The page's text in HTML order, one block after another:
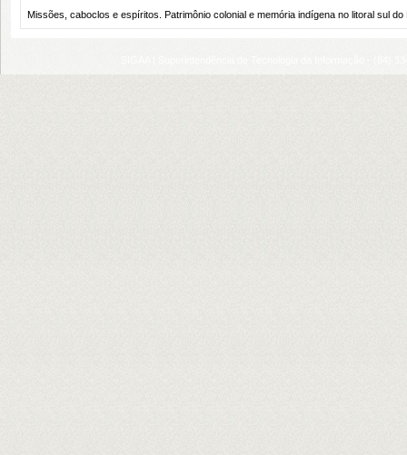
Missões, caboclos e espíritos. Patrimônio colonial e memória indígena no litoral sul